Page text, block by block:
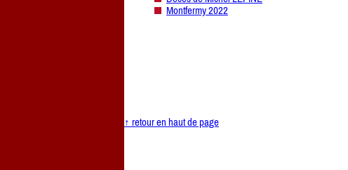
Montfermy 2022
↑ retour en haut de page